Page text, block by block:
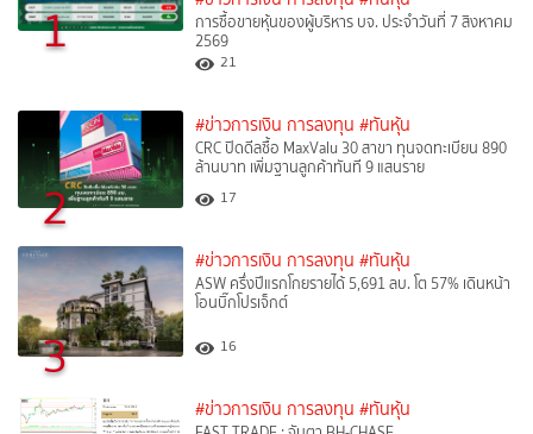
1
การซื้อขายหุ้นของผู้บริหาร บจ. ประจำวันที่ 7 สิงหาคม
2569
21
2
#ข่าวการเงิน การลงทุน #ทันหุ้น
CRC ปิดดีลซื้อ MaxValu 30 สาขา ทุนจดทะเบียน 890
ล้านบาท เพิ่มฐานลูกค้าทันที 9 แสนราย
17
3
#ข่าวการเงิน การลงทุน #ทันหุ้น
ASW ครึ่งปีแรกโกยรายได้ 5,691 ลบ. โต 57% เดินหน้า
โอนบิ๊กโปรเจ็กต์
16
#ข่าวการเงิน การลงทุน #ทันหุ้น